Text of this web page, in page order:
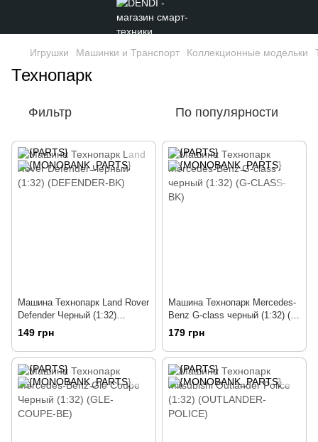
Игрушки Машинки и Транспорт Коллекционные модельки
Технопарк
Фильтр По популярности
Машина Технопарк Land Rover
Defender Черный (1:32)
(DEFENDER-BK)
149 грн
Машина Технопарк Mercedes-
Benz G-class черный (1:32) (G-
СLASS-BK)
179 грн